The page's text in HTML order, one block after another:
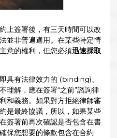
上簽署後，有三天時間可以改
並非普遍適用。在某些特定情
意的權利，但您必須迅速採取
具有法律效力的 (binding)。
理解，應在簽署“之前”諮詢律
和義務。如果對方拒絕律師審
是最終協議，所以，如果某些
簽署前再次確認是否包含在書
保您想要的條款包含在合約